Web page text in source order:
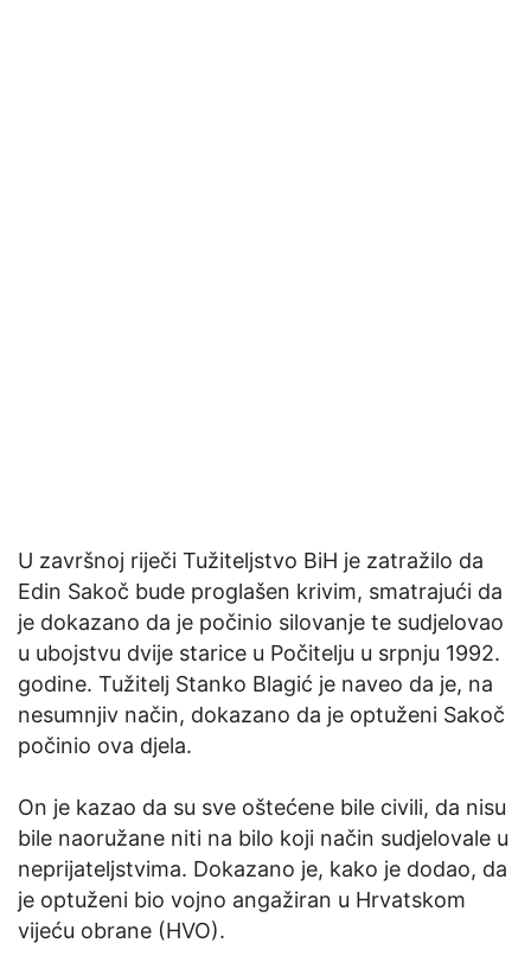
U završnoj riječi Tužiteljstvo BiH je zatražilo da
Edin Sakoč bude proglašen krivim, smatrajući da
je dokazano da je počinio silovanje te sudjelovao
u ubojstvu dvije starice u Počitelju u srpnju 1992.
godine. Tužitelj Stanko Blagić je naveo da je, na
nesumnjiv način, dokazano da je optuženi Sakoč
počinio ova djela.
On je kazao da su sve oštećene bile civili, da nisu
bile naoružane niti na bilo koji način sudjelovale u
neprijateljstvima. Dokazano je, kako je dodao, da
je optuženi bio vojno angažiran u Hrvatskom
vijeću obrane (HVO).